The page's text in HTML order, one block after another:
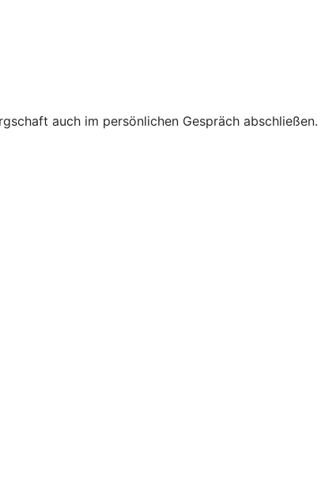
auch im persönlichen Gespräch abschließen.